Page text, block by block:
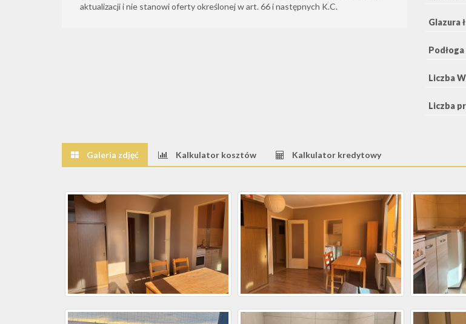
aktualizacji i nie stanowi oferty określonej w art. 66 i następnych K.C.
Glazura
Liczba
Liczba
Galeria zdjęć Kalkulator kosztów Kalkulator kredytowy